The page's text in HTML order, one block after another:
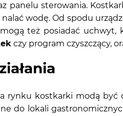
panelu sterowania.
wodę. Od spodu
też posiadać
czy program czyszczący,
rynku kostkarki modą
do lokali